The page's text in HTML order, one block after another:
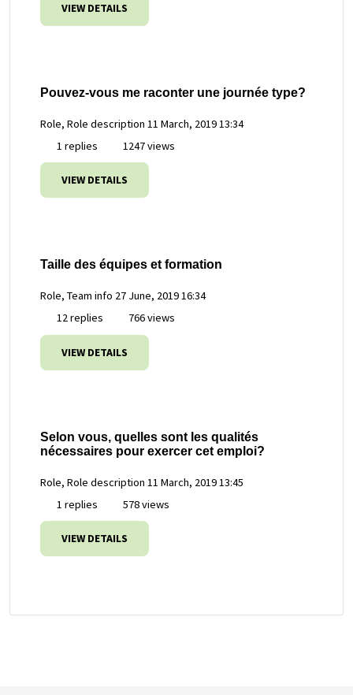
VIEW DETAILS
Pouvez-vous me raconter une journée type?
Role, Role description 11 March, 2019 13:34
1 replies
1247 views
VIEW DETAILS
Taille des équipes et formation
Role, Team info 27 June, 2019 16:34
12 replies
766 views
VIEW DETAILS
Selon vous, quelles sont les qualités
nécessaires pour exercer cet emploi?
Role, Role description 11 March, 2019 13:45
1 replies
578 views
VIEW DETAILS